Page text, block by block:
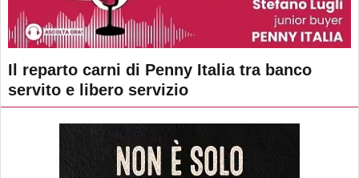
Il reparto carni di Penny Italia tra banco
servito e libero servizio